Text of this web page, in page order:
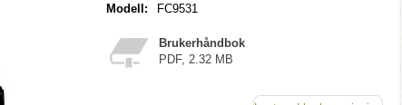
Modell:
FC9531
Brukerhåndbok
PDF, 2.32 MB